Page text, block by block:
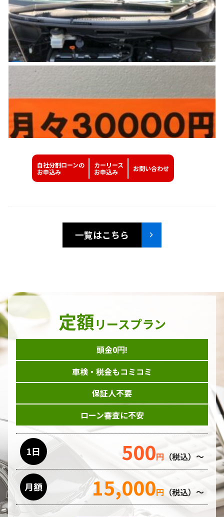
自社分割ローンの
お申込み
カーリース
お申込み
お問い合わせ
一覧はこちら
定額リースプラン
頭金0円!
車検・税金もコミコミ
保証人不要
ローン審査に不安
1日 500円 （税込）～
月額 15,000円 （税込）～